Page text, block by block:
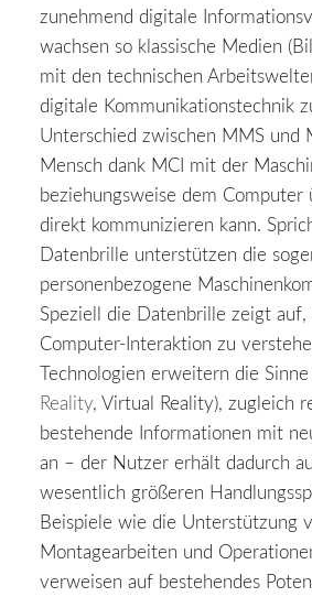
zunehmend digitale
wachsen so klassische Medien
mit den technischen
digitale Kommunikationstechnik
Unterschied zwischen MMS und
Mensch dank MCI mit der
beziehungsweise dem
direkt kommunizieren kann.
Datenbrille unterstützen die
personenbezogene
Speziell die Datenbrille zeigt
Computer-Interaktion zu
Technologien erweitern die Sinne
Reality, Virtual Reality), zugleich
bestehende Informationen mit
an – der Nutzer erhält dadurch
wesentlich größeren
Beispiele wie die Unterstützung
Montagearbeiten und
verweisen auf bestehendes